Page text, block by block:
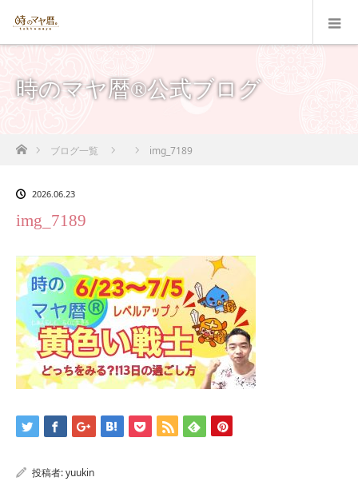
時のマヤ暦®公式ブログ
ホームブログ一覧 img_7189
2026.06.23
img_7189
投稿者:yuukin